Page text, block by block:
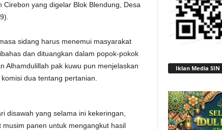
Cirebon yang digelar Blok Blendung, Desa
sidang harus menemui masyarakat
dan dituangkan dalam popok-pokok
Alhamdulillah pak kuwu pun menjelaskan
dua tentang pertanian.
disawah yang selama ini kekeringan,
panen untuk mengangkut hasil
Iklan Media SIN